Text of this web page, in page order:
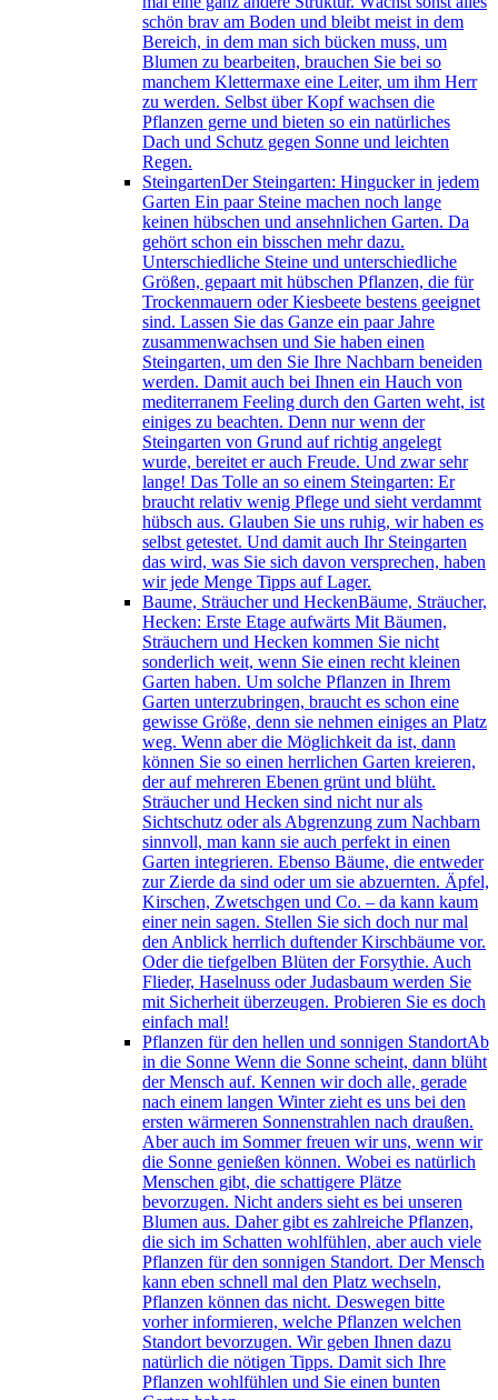
schön brav am Boden und bleibt meist in dem
Bereich, in dem man sich bücken muss, um
Blumen zu bearbeiten, brauchen Sie bei so
manchem Klettermaxe eine Leiter, um ihm Herr
zu werden. Selbst über Kopf wachsen die
Pflanzen gerne und bieten so ein natürliches
Dach und Schutz gegen Sonne und leichten
Regen.
SteingartenDer Steingarten: Hingucker in jedem
Garten Ein paar Steine machen noch lange
keinen hübschen und ansehnlichen Garten. Da
gehört schon ein bisschen mehr dazu.
Unterschiedliche Steine und unterschiedliche
Größen, gepaart mit hübschen Pflanzen, die für
Trockenmauern oder Kiesbeete bestens geeignet
sind. Lassen Sie das Ganze ein paar Jahre
zusammenwachsen und Sie haben einen
Steingarten, um den Sie Ihre Nachbarn beneiden
werden. Damit auch bei Ihnen ein Hauch von
mediterranem Feeling durch den Garten weht, ist
einiges zu beachten. Denn nur wenn der
Steingarten von Grund auf richtig angelegt
wurde, bereitet er auch Freude. Und zwar sehr
lange! Das Tolle an so einem Steingarten: Er
braucht relativ wenig Pflege und sieht verdammt
hübsch aus. Glauben Sie uns ruhig, wir haben es
selbst getestet. Und damit auch Ihr Steingarten
das wird, was Sie sich davon versprechen, haben
wir jede Menge Tipps auf Lager.
Baume, Sträucher und HeckenBäume, Sträucher,
Hecken: Erste Etage aufwärts Mit Bäumen,
Sträuchern und Hecken kommen Sie nicht
sonderlich weit, wenn Sie einen recht kleinen
Garten haben. Um solche Pflanzen in Ihrem
Garten unterzubringen, braucht es schon eine
gewisse Größe, denn sie nehmen einiges an Platz
weg. Wenn aber die Möglichkeit da ist, dann
können Sie so einen herrlichen Garten kreieren,
der auf mehreren Ebenen grünt und blüht.
Sträucher und Hecken sind nicht nur als
Sichtschutz oder als Abgrenzung zum Nachbarn
sinnvoll, man kann sie auch perfekt in einen
Garten integrieren. Ebenso Bäume, die entweder
zur Zierde da sind oder um sie abzuernten. Äpfel,
Kirschen, Zwetschgen und Co. – da kann kaum
einer nein sagen. Stellen Sie sich doch nur mal
den Anblick herrlich duftender Kirschbäume vor.
Oder die tiefgelben Blüten der Forsythie. Auch
Flieder, Haselnuss oder Judasbaum werden Sie
mit Sicherheit überzeugen. Probieren Sie es doch
einfach mal!
Pflanzen für den hellen und sonnigen StandortAb
in die Sonne Wenn die Sonne scheint, dann blüht
der Mensch auf. Kennen wir doch alle, gerade
nach einem langen Winter zieht es uns bei den
ersten wärmeren Sonnenstrahlen nach draußen.
Aber auch im Sommer freuen wir uns, wenn wir
die Sonne genießen können. Wobei es natürlich
Menschen gibt, die schattigere Plätze
bevorzugen. Nicht anders sieht es bei unseren
Blumen aus. Daher gibt es zahlreiche Pflanzen,
die sich im Schatten wohlfühlen, aber auch viele
Pflanzen für den sonnigen Standort. Der Mensch
kann eben schnell mal den Platz wechseln,
Pflanzen können das nicht. Deswegen bitte
vorher informieren, welche Pflanzen welchen
Standort bevorzugen. Wir geben Ihnen dazu
natürlich die nötigen Tipps. Damit sich Ihre
Pflanzen wohlfühlen und Sie einen bunten